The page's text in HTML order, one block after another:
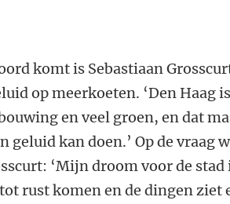
komt is Sebastiaan
op meerkoeten. ‘Den Haag
en veel groen, en dat
kan doen.’ Op de vraag
‘Mijn droom voor de stad
rust komen en de dingen ziet